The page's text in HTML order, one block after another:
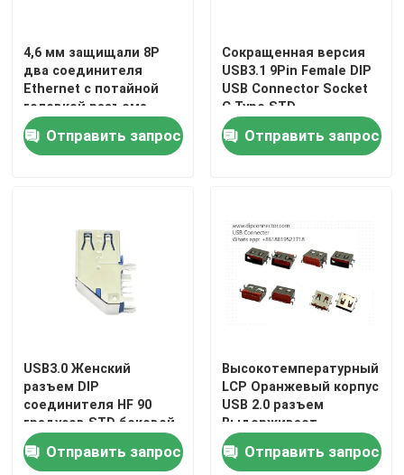
4,6 мм защищали 8P
два соединителя
Ethernet с потайной
головкой разъема
Ethernet Pin Half RJ45 с
потайной головкой
Отправить запрос
Сокращенная версия
USB3.1 9Pin Female DIP
USB Connector Socket
C Type STD
Отправить запрос
USB3.0 Женский
разъем DIP
соединителя HF 90
градусов STD боковой
розеткой 9Pin
Отправить запрос
Высокотемпературный
LCP Оранжевый корпус
USB 2.0 разъем
Выдерживает
напряжение 500В AC
Отправить запрос